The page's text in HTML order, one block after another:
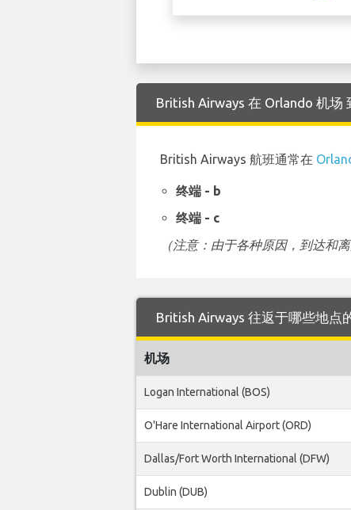
British Airways 在 Orlando 机场
British Airways 航班通常在
终端 - b
终端 - c
（注意：由于各种原因，到达和
British Airways 往返于哪些地点
机场
Logan International (BOS)
O'Hare International Airport (ORD)
Dallas/Fort Worth International (DFW)
Dublin (DUB)